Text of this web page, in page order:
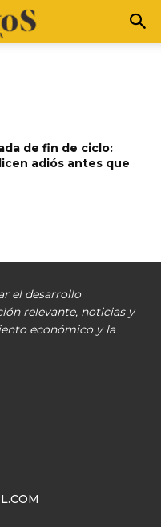
de fin de ciclo:
adiós antes que
el desarrollo
relevante, noticias y
económico y la